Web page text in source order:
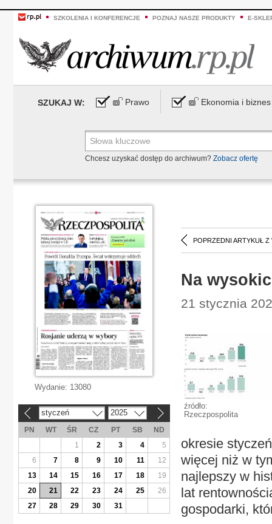
SZKOLENIA I KONFERENCJE POZNAJ NASZE PRODUKTY E-
SZUKAJ W: Prawo Ekonomia i biznes
Chcesz uzyskać dostęp do archiwum? Zobacz ofertę
POPRZEDNI ARTYKUŁ Z
Na
21 stycznia
źródło:
Rzeczpospolita
okresie
więcej niż w
najlepszy w
lat
gospodarki,
Wydanie: 13080
styczeń 2025
PN WT ŚR CZ PT SB
ND
1
2 3 4
5
6
7 8 9 10 11
12
13
14 15 16 17 18
19
20
21 22 23 24 25
26
27
28 29 30 31